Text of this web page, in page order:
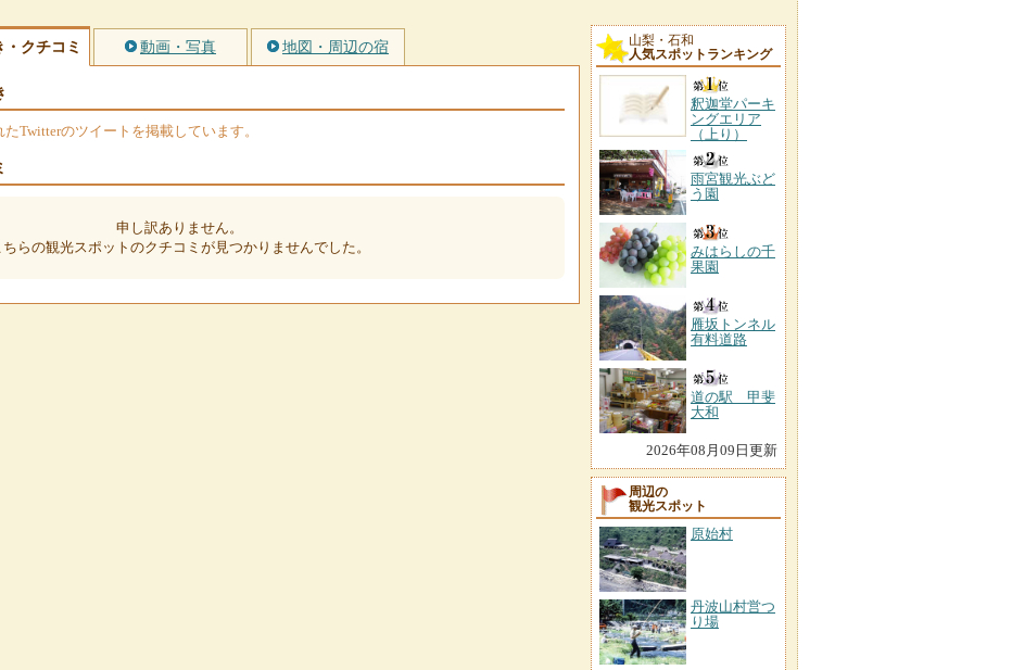
クチコミ 動画・写真 地図・周辺の宿
Twitterのツイートを掲載しています。
申し訳ありません。
ちらの観光スポットのクチコミが見つかりませんでした。
山梨・石和
人気スポットランキング
釈迦堂パーキ
ングエリア
（上り）
雨宮観光ぶど
う園
みはらしの千
果園
雁坂トンネル
有料道路
道の駅 甲斐
大和
2026年08月09日更新
周辺の
観光スポット
原始村
丹波山村営つ
り場